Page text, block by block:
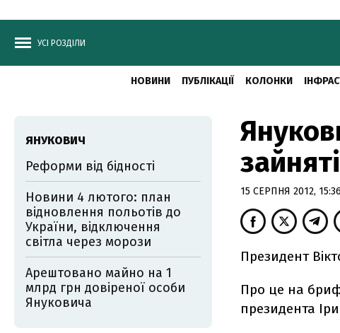
УСІ РОЗДІЛИ
НОВИНИ ПУБЛІКАЦІЇ КОЛОНКИ
15 СЕРПНЯ 2012, 15:36
Президент
Про це на
президента
ЯНУКОВИЧ
Реформи від бідності
Новини 4 лютого: план
відновлення польотів до
України, відключення
світла через морози
Арештовано майно на 1
млрд грн довіреної особи
Януковича